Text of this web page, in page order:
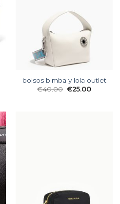
bolsos bimba y lola outlet
€40.00 €25.00